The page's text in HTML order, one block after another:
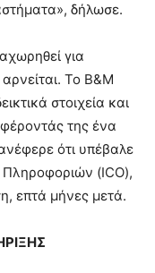
δήλωσε.
για
Το B&M
στοιχεία και
της ένα
ότι υπέβαλε
Πληροφοριών (ICO),
επτά μήνες μετά.